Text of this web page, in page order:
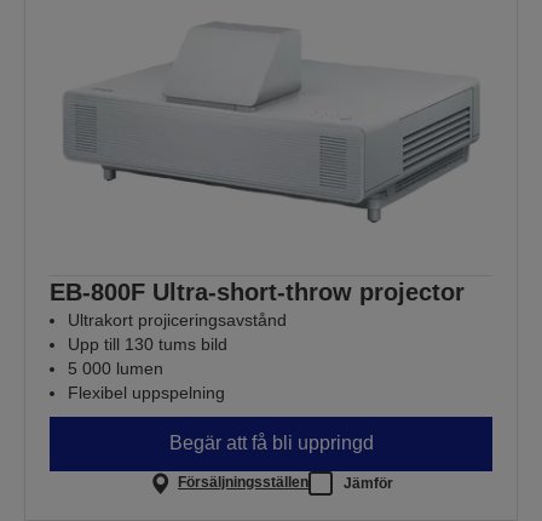
EB-800F Ultra-short-throw projector
Ultrakort projiceringsavstånd
Upp till 130 tums bild
5 000 lumen
Flexibel uppspelning
Begär att få bli uppringd
Försäljningsställen Jämför